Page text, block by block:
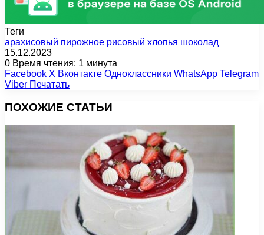
Теги
арахисовый пирожное рисовый хлопья шоколад
15.12.2023
0 Время чтения: 1 минута
Facebook X Вконтакте Одноклассники WhatsApp Telegram
Viber Печатать
ПОХОЖИЕ СТАТЬИ